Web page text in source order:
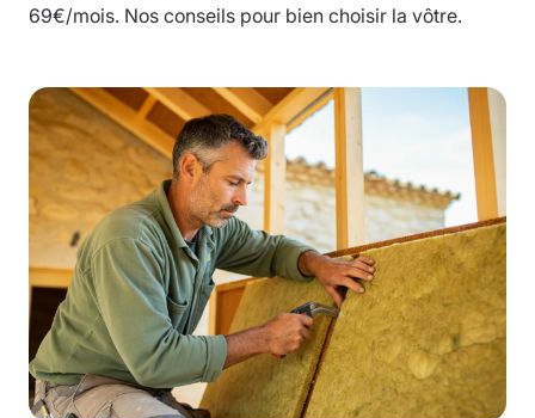
69€/mois. Nos conseils pour bien choisir la vôtre.